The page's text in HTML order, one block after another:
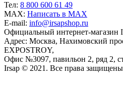
Тел: 8 800 600 61 49
MAX: Написать в MAX
E-mail: info@irsapshop.ru
Официальный интернет-магазин
Адрес: Москва, Нахимовский
EXPOSTROY,
Офис №3097, павильон 2, ряд 2,
Irsap © 2021. Все права